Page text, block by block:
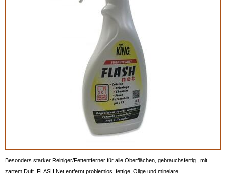
Besonders starker Reiniger/Fettentferner für alle Oberflächen, gebrauchsfertig , mit
zartem Duft. FLASH Net entfernt problemlos fettige, Olige und minelare